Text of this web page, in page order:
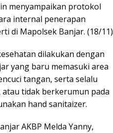
menyampaikan protokol
internal penerapan
di Mapolsek Banjar. (18/11)
dilakukan dengan
yang baru memasuki area
tangan, serta selalu
tidak berkerumun pada
hand sanitaizer.
AKBP Melda Yanny,